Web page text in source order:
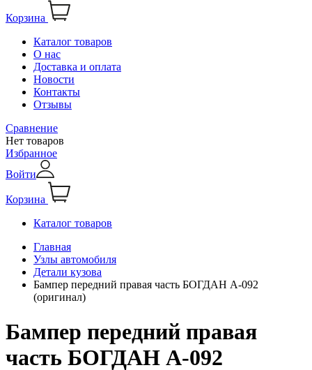
Корзина
Каталог товаров
О нас
Доставка и оплата
Новости
Контакты
Отзывы
Сравнение
Нет товаров
Избранное
Войти
Корзина
Каталог товаров
Главная
Узлы автомобиля
Детали кузова
Бампер передний правая часть БОГДАН А-092
(оригинал)
Бампер передний правая
часть БОГДАН А-092